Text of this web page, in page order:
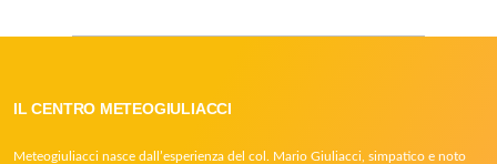
IL CENTRO METEOGIULIACCI
Meteogiuliacci nasce dall’esperienza del col. Mario Giuliacci, simpatico e noto